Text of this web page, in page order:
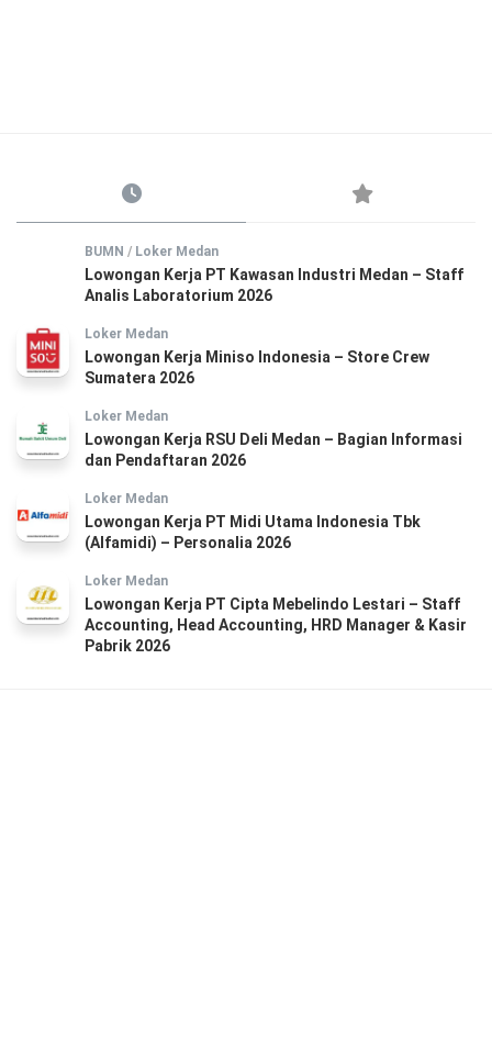
BUMN / Loker Medan
Lowongan Kerja PT Kawasan Industri Medan – Staff
Analis Laboratorium 2026
Loker Medan
Lowongan Kerja Miniso Indonesia – Store Crew
Sumatera 2026
Loker Medan
Lowongan Kerja RSU Deli Medan – Bagian Informasi
dan Pendaftaran 2026
Loker Medan
Lowongan Kerja PT Midi Utama Indonesia Tbk
(Alfamidi) – Personalia 2026
Loker Medan
Lowongan Kerja PT Cipta Mebelindo Lestari – Staff
Accounting, Head Accounting, HRD Manager & Kasir
Pabrik 2026